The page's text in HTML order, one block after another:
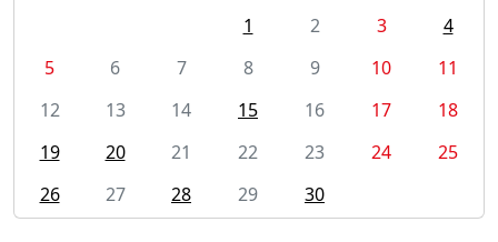
1
2 3
4
5
6 7 8 9 10
11
12
13 14 15 16 17
18
19
20 21 22 23 24
25
26
27 28 29 30